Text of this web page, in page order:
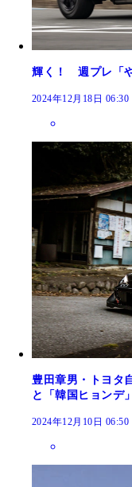
輝く！ 週プレ「
2024年12月18日 06:30
豊田章男・トヨタ
と「韓国ヒョンデ」
2024年12月10日 06:50